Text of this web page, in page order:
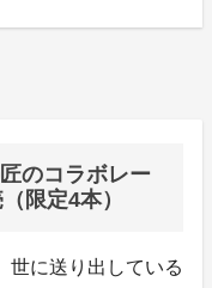
のコラボレー
限定4本）
世に送り出している